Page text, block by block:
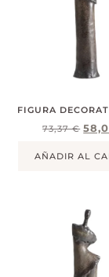
FIGURA
73,37€
AÑADIR AL